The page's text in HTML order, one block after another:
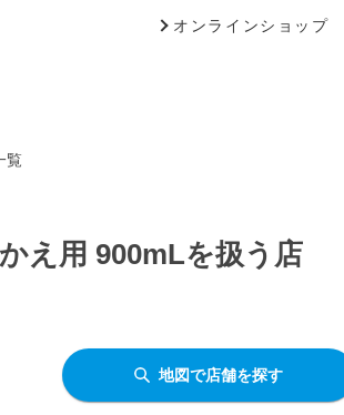
オンラインショップ
覧
え用 900mLを扱う店
地図で店舗を探す